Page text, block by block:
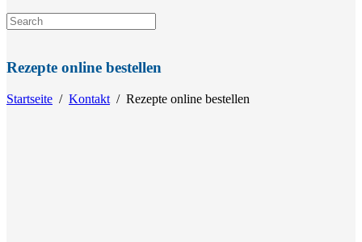
Rezepte online bestellen
Startseite / Kontakt / Rezepte online bestellen